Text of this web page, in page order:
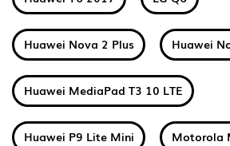
Huawei Nova 2 Plus Huawei
Huawei MediaPad T3 10 LTE
Huawei P9 Lite Mini Motorola